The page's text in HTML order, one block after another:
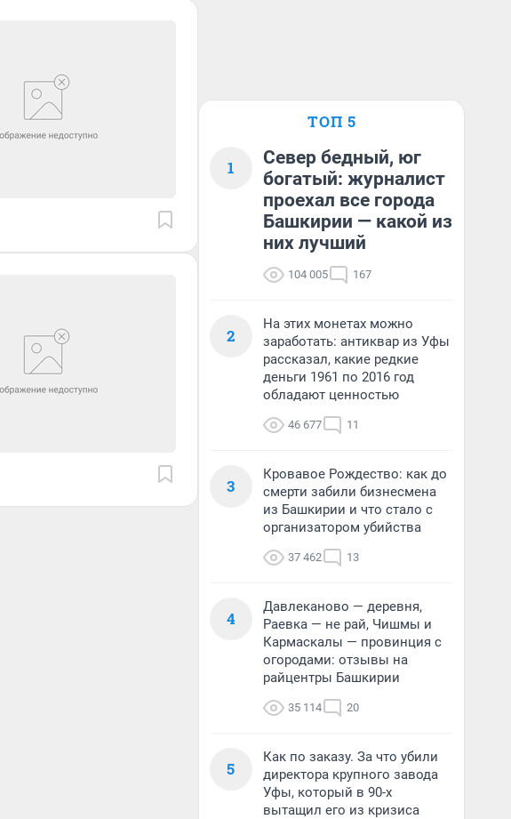
ТОП 5
1
Север бедный, юг
богатый: журналист
проехал все города
Башкирии — какой из
них лучший
104 005 167
2
На этих монетах можно
заработать: антиквар из Уфы
рассказал, какие редкие
деньги 1961 по 2016 год
обладают ценностью
46 677 11
3
Кровавое Рождество: как до
смерти забили бизнесмена
из Башкирии и что стало с
организатором убийства
37 462 13
4
Давлеканово — деревня,
Раевка — не рай, Чишмы и
Кармаскалы — провинция с
огородами: отзывы на
райцентры Башкирии
35 114 20
5
Как по заказу. За что убили
директора крупного завода
Уфы, который в 90-х
вытащил его из кризиса